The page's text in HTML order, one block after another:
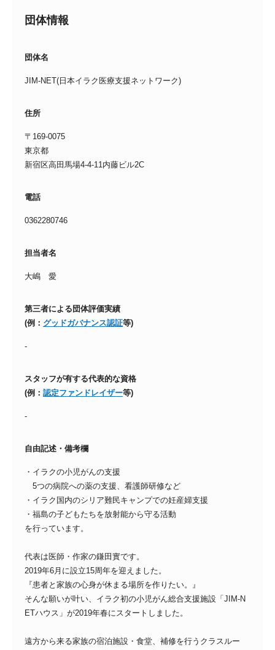
団体情報
団体名
JIM-NET(日本イラク医療支援ネットワーク)
住所
〒169-0075
東京都
新宿区高田馬場4-4-11内藤ビル2C
電話
0362280746
担当者名
大嶋 愛
第三者による団体評価実績
(例： グッドガバナンス認証等)
-
スタッフが有する代表的な資格
(例： 認定ファンドレイザー等)
-
自由記述・備考欄
・イラクの小児がんの支援
5つの病院への薬の支援、看護師研修など
・イラク国内のシリア難民キャンプでの妊産婦支援
・福島の子どもたちを放射能から守る活動
を行っています。
代表は医師・作家の鎌田實です。
2019年6月に設立15周年を迎えました。
『患者と家族の心身が休まる場所を作りたい。』
そんな願いが叶い、イラク初の小児がん総合支援施設「JIM-N
ETハウス」が2019年春にスタートしました。
遠方から来る家族の宿泊施設・食堂、補修を行うクラスルー